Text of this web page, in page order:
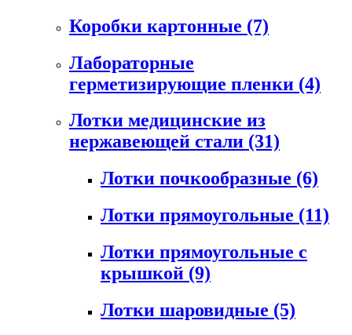
Коробки картонные (7)
Лабораторные
герметизирующие пленки (4)
Лотки медицинские из
нержавеющей стали (31)
Лотки почкообразные (6)
Лотки прямоугольные (11)
Лотки прямоугольные с
крышкой (9)
Лотки шаровидные (5)